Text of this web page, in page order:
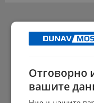
Отговорно
вашите